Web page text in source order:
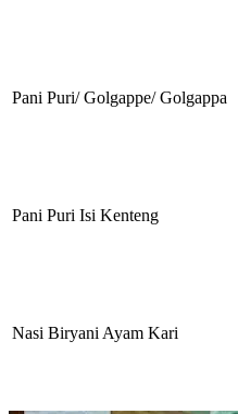
Pani Puri/ Golgappe/ Golgappa
Pani Puri Isi Kenteng
Nasi Biryani Ayam Kari